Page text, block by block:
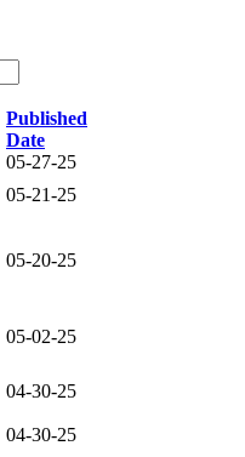
Published
Date
05-27-25
05-21-25
05-20-25
05-02-25
04-30-25
04-30-25